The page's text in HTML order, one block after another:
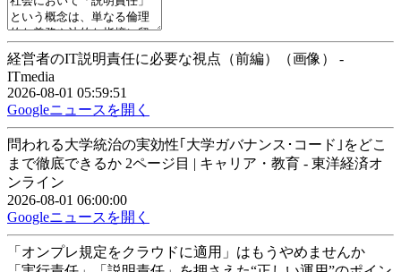
経営者のIT説明責任に必要な視点（前編）（画像） -
ITmedia
2026-08-01 05:59:51
Googleニュースを開く
問われる大学統治の実効性｢大学ガバナンス･コード｣をどこ
まで徹底できるか 2ページ目 | キャリア・教育 - 東洋経済オ
ンライン
2026-08-01 06:00:00
Googleニュースを開く
「オンプレ規定をクラウドに適用」はもうやめませんか